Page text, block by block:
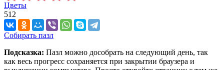
Цветы
512
Собирать пазл
Подсказка: Пазл можно дособрать на следующий день, так
как весь прогресс сохраняется при закрытии браузера и